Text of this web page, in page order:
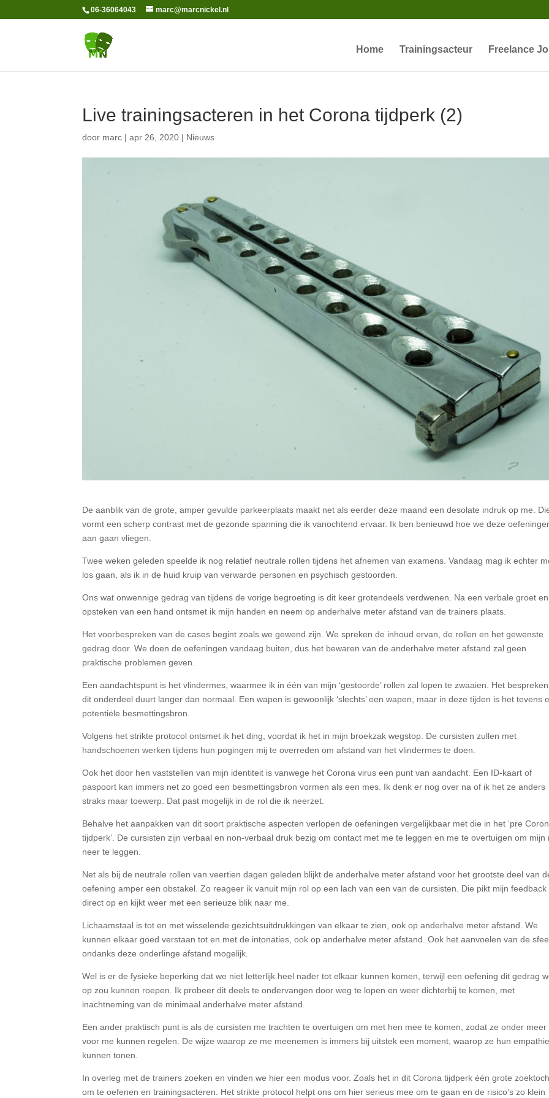
06-36064043 marc@marcnickel.nl
Home Trainingsacteur Freelance
Live trainingsacteren in het Corona tijdperk (2)
door marc |apr 26, 2020 | Nieuws
De aanblik van de grote, amper gevulde parkeerplaats maakt net als eerder deze maand een desolate indruk op me.
vormt een scherp contrast met de gezonde spanning die ik vanochtend ervaar. Ik ben benieuwd hoe we deze
aan gaan vliegen.
Twee weken geleden speelde ik nog relatief neutrale rollen tijdens het afnemen van examens. Vandaag mag ik echter
los gaan, als ik in de huid kruip van verwarde personen en psychisch gestoorden.
Ons wat onwennige gedrag van tijdens de vorige begroeting is dit keer grotendeels verdwenen. Na een verbale groet
opsteken van een hand ontsmet ik mijn handen en neem op anderhalve meter afstand van de trainers plaats.
Het voorbespreken van de cases begint zoals we gewend zijn. We spreken de inhoud ervan, de rollen en het gewenste
gedrag door. We doen de oefeningen vandaag buiten, dus het bewaren van de anderhalve meter afstand zal geen
praktische problemen geven.
Een aandachtspunt is het vlindermes, waarmee ik in één van mijn ‘gestoorde’ rollen zal lopen te zwaaien. Het
dit onderdeel duurt langer dan normaal. Een wapen is gewoonlijk ‘slechts’ een wapen, maar in deze tijden is het tevens
potentiële besmettingsbron.
Volgens het strikte protocol ontsmet ik het ding, voordat ik het in mijn broekzak wegstop. De cursisten zullen met
handschoenen werken tijdens hun pogingen mij te overreden om afstand van het vlindermes te doen.
Ook het door hen vaststellen van mijn identiteit is vanwege het Corona virus een punt van aandacht. Een ID-kaart of
paspoort kan immers net zo goed een besmettingsbron vormen als een mes. Ik denk er nog over na of ik het ze anders
straks maar toewerp. Dat past mogelijk in de rol die ik neerzet.
Behalve het aanpakken van dit soort praktische aspecten verlopen de oefeningen vergelijkbaar met die in het ‘pre
tijdperk’. De cursisten zijn verbaal en non-verbaal druk bezig om contact met me te leggen en me te overtuigen om mijn
neer te leggen.
Net als bij de neutrale rollen van veertien dagen geleden blijkt de anderhalve meter afstand voor het grootste deel van
oefening amper een obstakel. Zo reageer ik vanuit mijn rol op een lach van een van de cursisten. Die pikt mijn feedback
direct op en kijkt weer met een serieuze blik naar me.
Lichaamstaal is tot en met wisselende gezichtsuitdrukkingen van elkaar te zien, ook op anderhalve meter afstand. We
kunnen elkaar goed verstaan tot en met de intonaties, ook op anderhalve meter afstand. Ook het aanvoelen van de
ondanks deze onderlinge afstand mogelijk.
Wel is er de fysieke beperking dat we niet letterlijk heel nader tot elkaar kunnen komen, terwijl een oefening dit gedrag
op zou kunnen roepen. Ik probeer dit deels te ondervangen door weg te lopen en weer dichterbij te komen, met
inachtneming van de minimaal anderhalve meter afstand.
Een ander praktisch punt is als de cursisten me trachten te overtuigen om met hen mee te komen, zodat ze onder meer
voor me kunnen regelen. De wijze waarop ze me meenemen is immers bij uitstek een moment, waarop ze hun
kunnen tonen.
In overleg met de trainers zoeken en vinden we hier een modus voor. Zoals het in dit Corona tijdperk één grote
om te oefenen en trainingsacteren. Het strikte protocol helpt ons om hier serieus mee om te gaan en de risico’s zo klein